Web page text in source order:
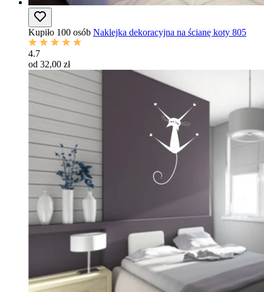
Kupiło 100 osób Naklejka dekoracyjna na ścianę koty 805
4.7
od 32,00 zł